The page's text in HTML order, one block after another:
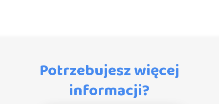
Potrzebujesz więcej
informacji?